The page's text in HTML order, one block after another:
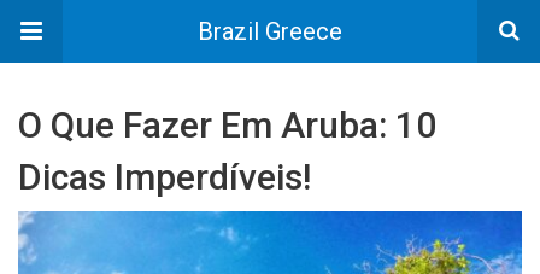
Brazil Greece
O Que Fazer Em Aruba: 10
Dicas Imperdíveis!